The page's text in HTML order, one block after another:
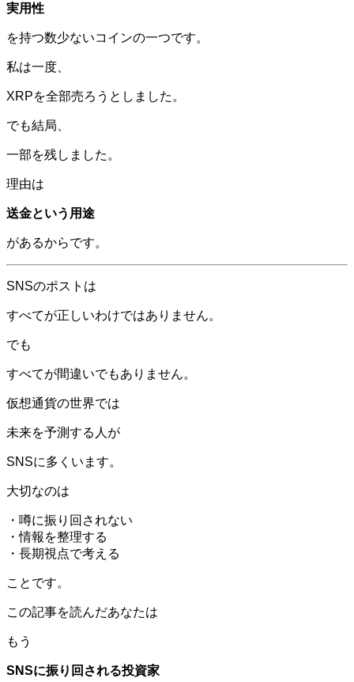
実用性
を持つ数少ないコインの一つです。
私は一度、
XRPを全部売ろうとしました。
でも結局、
一部を残しました。
理由は
送金という用途
があるからです。
SNSのポストは
すべてが正しいわけではありません。
でも
すべてが間違いでもありません。
仮想通貨の世界では
未来を予測する人が
SNSに多くいます。
大切なのは
・噂に振り回されない
・情報を整理する
・長期視点で考える
ことです。
この記事を読んだあなたは
もう
SNSに振り回される投資家